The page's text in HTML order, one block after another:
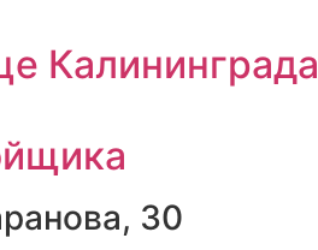
Калининграда
30